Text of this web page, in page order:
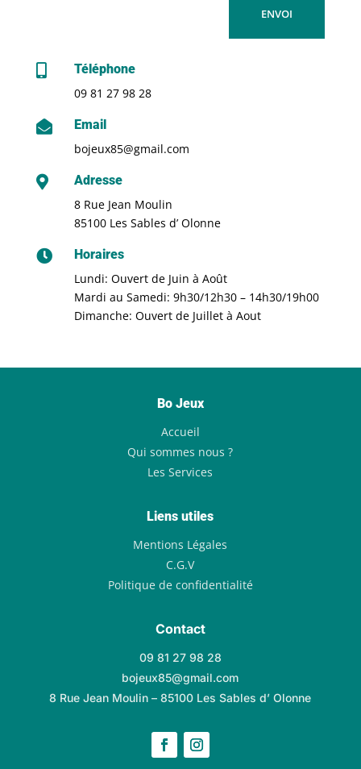
ENVOI

Téléphone
09 81 27 98 28

Email
bojeux85@gmail.com

Adresse
8 Rue Jean Moulin
85100 Les Sables d’ Olonne

Horaires
Lundi: Ouvert de Juin à Août
Mardi au Samedi: 9h30/12h30 – 14h30/19h00
Dimanche: Ouvert de Juillet à Aout
Bo Jeux
Accueil
Qui sommes nous ?
Les Services
Liens utiles
Mentions Légales
C.G.V
Politique de confidentialité
Contact
09 81 27 98 28
bojeux85@gmail.com
8 Rue Jean Moulin – 85100 Les Sables d’ Olonne